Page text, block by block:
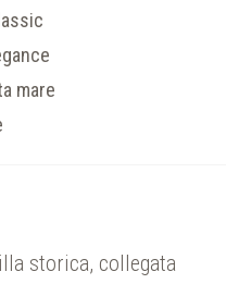
mare
storica, collegata